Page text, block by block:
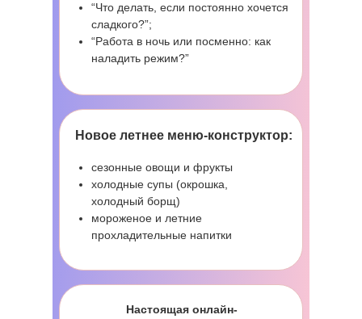
“Что делать, если постоянно хочется
сладкого?”;
“Работа в ночь или посменно: как
наладить режим?”
Новое летнее меню-конструктор:
сезонные овощи и фрукты
холодные супы (окрошка,
холодный борщ)
мороженое и летние
прохладительные напитки
Настоящая онлайн-